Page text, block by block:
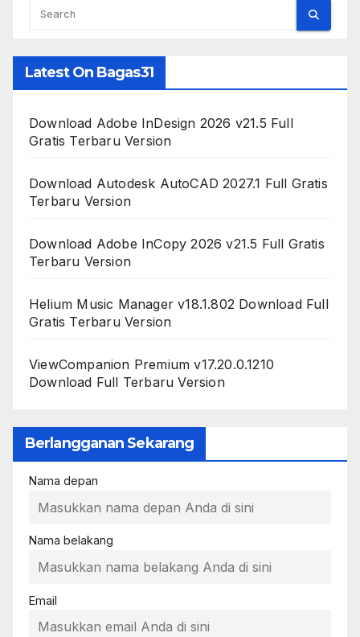
Latest On Bagas31
Download Adobe InDesign 2026 v21.5 Full
Gratis Terbaru Version
Download Autodesk AutoCAD 2027.1 Full Gratis
Terbaru Version
Download Adobe InCopy 2026 v21.5 Full Gratis
Terbaru Version
Helium Music Manager v18.1.802 Download Full
Gratis Terbaru Version
ViewCompanion Premium v17.20.0.1210
Download Full Terbaru Version
Berlangganan Sekarang
Nama depan
Nama belakang
Email